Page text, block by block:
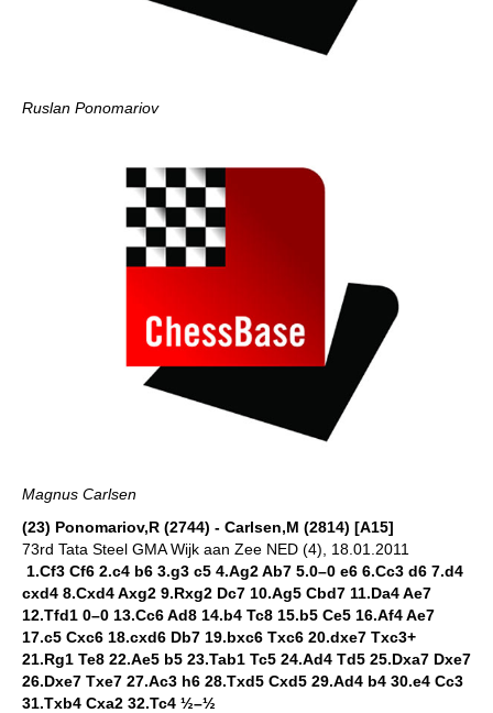
Ruslan Ponomariov
Magnus Carlsen
(23) Ponomariov,R (2744) - Carlsen,M (2814) [A15]
73rd Tata Steel GMA Wijk aan Zee NED (4), 18.01.2011
1.Cf3 Cf6 2.c4 b6 3.g3 c5 4.Ag2 Ab7 5.0–0 e6 6.Cc3 d6 7.d4
cxd4 8.Cxd4 Axg2 9.Rxg2 Dc7 10.Ag5 Cbd7 11.Da4 Ae7
12.Tfd1 0–0 13.Cc6 Ad8 14.b4 Tc8 15.b5 Ce5 16.Af4 Ae7
17.c5 Cxc6 18.cxd6 Db7 19.bxc6 Txc6 20.dxe7 Txc3+
21.Rg1 Te8 22.Ae5 b5 23.Tab1 Tc5 24.Ad4 Td5 25.Dxa7 Dxe7
26.Dxe7 Txe7 27.Ac3 h6 28.Txd5 Cxd5 29.Ad4 b4 30.e4 Cc3
31.Txb4 Cxa2 32.Tc4 ½–½